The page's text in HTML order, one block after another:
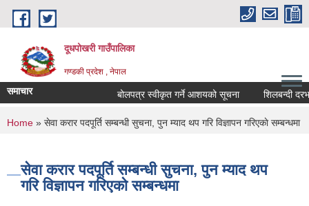
Skip to main content
दूधपोखरी गाउँपालिका
गण्डकी प्रदेश , नेपाल
समाचार बोलपत्र स्वीकृत गर्ने आशयको सूचना शिलबन्दी
You are here
Home » सेवा करार पदपूर्ति सम्बन्धी सुचना, पुन म्याद थप गरि विज्ञापन गरिएकाे सम्बन्धमा
सेवा करार पदपूर्ति सम्बन्धी सुचना, पुन म्याद थप
गरि विज्ञापन गरिएकाे सम्बन्धमा